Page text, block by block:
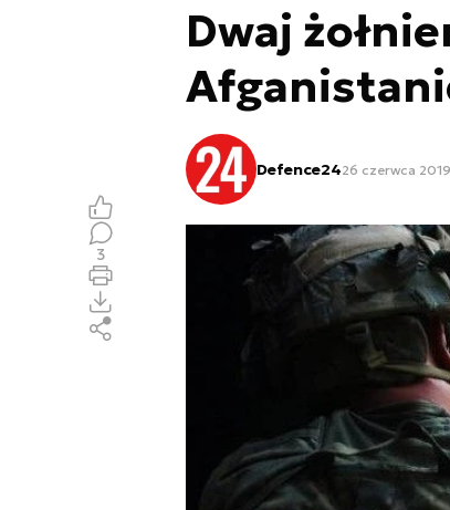
Dwaj
Defence2426 czerwca
3